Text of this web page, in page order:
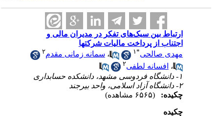
ارتباط بین سبک‌های تفکر در مدیران مالی و
اجتناب از پرداخت مالیات شرکتها
مهدی صالحی
۱ ،سمانه زمانی مقدم
،افسانه لطفی
چکیده:
چکیده